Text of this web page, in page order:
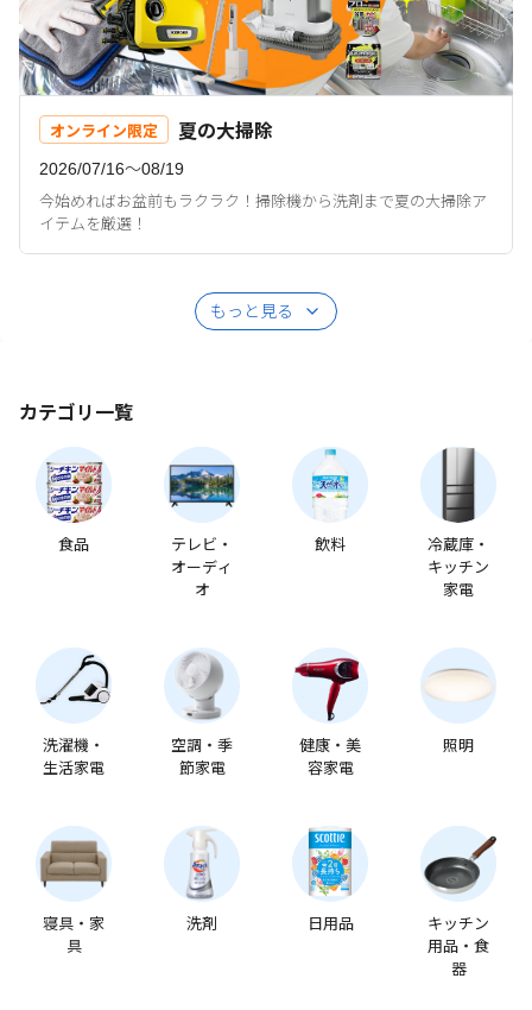
オンライン限定 夏の大掃除
2026/07/16〜08/19
今始めればお盆前もラクラク！掃除機から洗剤まで夏の大掃除ア
イテムを厳選！
もっと見る
カテゴリ一覧
食品
テレビ・
オーディ
オ
飲料
冷蔵庫・
キッチン
家電
洗濯機・
生活家電
空調・季
節家電
健康・美
容家電
照明
寝具・家
具
洗剤 日用品
キッチン
用品・食
器